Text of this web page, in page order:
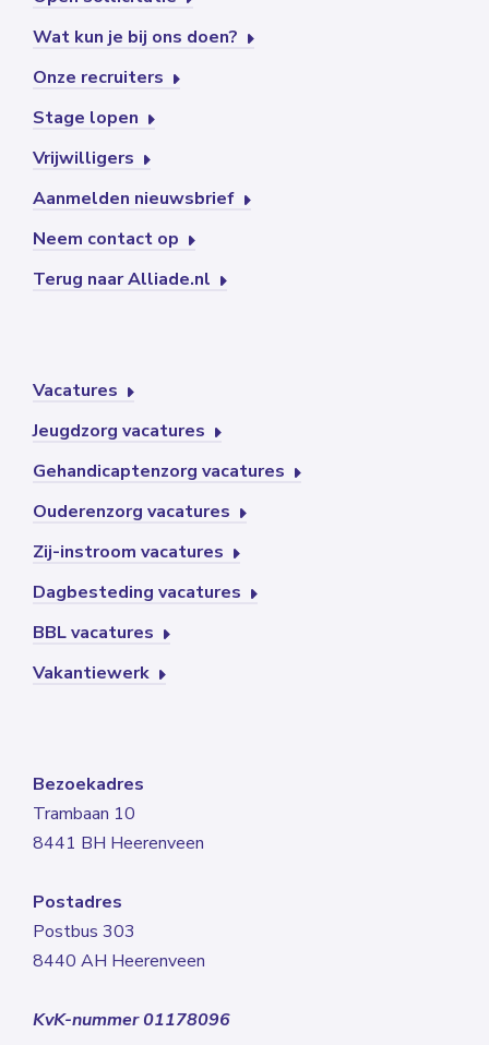
Wat kun je bij ons doen?
Onze recruiters
Stage lopen
Vrijwilligers
Aanmelden nieuwsbrief
Neem contact op
Terug naar Alliade.nl
Vacatures
Jeugdzorg vacatures
Gehandicaptenzorg vacatures
Ouderenzorg vacatures
Zij-instroom vacatures
Dagbesteding vacatures
BBL vacatures
Vakantiewerk
Bezoekadres
Trambaan 10
8441 BH Heerenveen
Postadres
Postbus 303
8440 AH Heerenveen
KvK-nummer 01178096